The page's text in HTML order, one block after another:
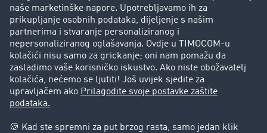
Priče o uspjehu
Stranke preporučuju stranku
Pravna pitanja
Impresum